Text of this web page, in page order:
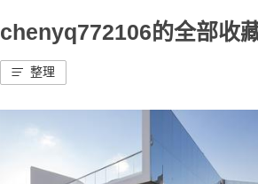
chenyq772106的全部收
整理